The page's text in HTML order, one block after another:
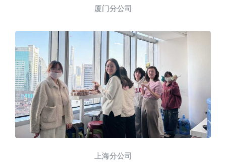
厦门分公司
上海分公司